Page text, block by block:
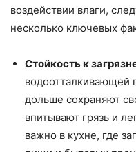
воздействии влаги,
несколько ключевых
Стойкость к
водоотталкивающей
дольше сохраняют
впитывают грязь и
важно в кухне, где